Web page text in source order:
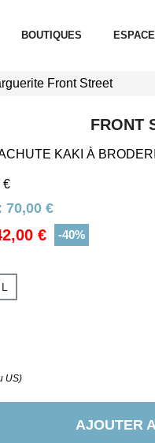
BOUTIQUES
Front Street
FRONT
KAKI À
€
70,00 €
€ -40%
L
US)
AJOUTER